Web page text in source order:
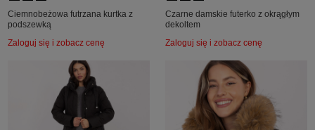
Ciemnobeżowa futrzana kurtka z
podszewką
Zaloguj się i zobacz cenę
Czarne damskie futerko z okrągłym
dekoltem
Zaloguj się i zobacz cenę